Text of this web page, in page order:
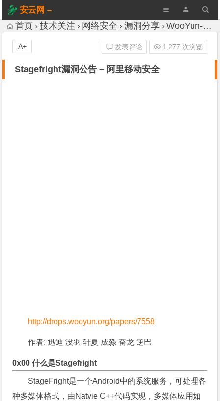
安云网 –
AnYun.ORG
首页 技术关注 网络安全 漏洞分享 WooYun-Drops
Stagefright漏洞公告 – 阿里移动安全
发表评论 1,277 次浏览
A+
http://drops.wooyun.org/papers/7558
作者: 迅迪 没羽 轩夏 成淼 奋龙 逆巴
0x00 什么是Stagefright
StageFright是一个Android中的系统服务，可处理各
种多媒体格式，由Natvie C++代码实现，多媒体应用如